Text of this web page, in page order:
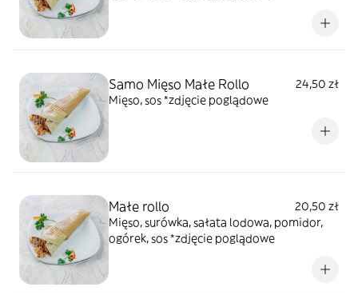
Samo Mięso Małe Rollo
24,50 zł
Mięso, sos *zdjęcie poglądowe
Małe rollo
20,50 zł
Mięso, surówka, sałata lodowa, pomidor,
ogórek, sos *zdjęcie poglądowe